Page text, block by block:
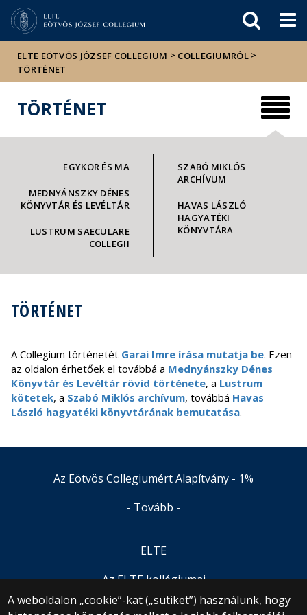
sajtóban
ELTE EÖTVÖS JÓZSEF COLLEGIUM > COLLEGIUMRÓL >
TÖRTÉNET
TÖRTÉNET
EGYKOR ÉS MA
MEDNYÁNSZKY DÉNES
KÖNYVTÁR ÉS LEVÉLTÁR
LUSTRUM SAECULARE
COLLEGII
SZABÓ MIKLÓS
ARCHÍVUM
HAVAS LÁSZLÓ
HAGYATÉKI
KÖNYVTÁRA
TÖRTÉNET
A Collegium történetét Garai Imre írása mutatja be. Ezen
az oldalon érhetőek el továbbá a Mednyánszky Dénes
Könyvtár és Levéltár rövid története, a Lustrum
kötetek, a Szabó Miklós archívum, továbbá Havas
László hagyatéki könyvtárának bemutatása.
A weboldalon „cookie”-kat („sütiket”) használunk, hogy
Az Eötvös Collegiumért Alapítvány - 1%
- Tovább -
ELTE
Az ELTE kollégiumai